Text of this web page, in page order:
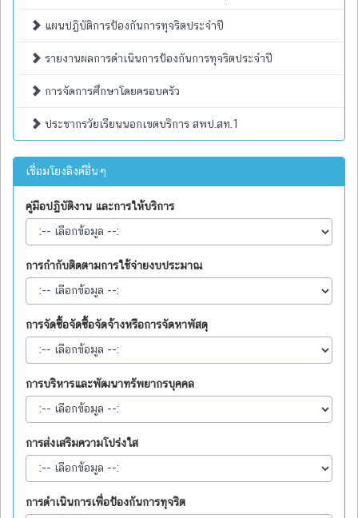
แผนปฏิบัติการป้องกันการทุจริตประจำปี
รายงานผลการดำเนินการป้องกันการทุจริตประจำปี
การจัดการศึกษาโดยครอบครัว
ประชากรวัยเรียนนอกเขตบริการ สพป.สท.1
เชื่อมโยงลิงค์อื่นๆ
คู่มือปฏิบัติงาน และการให้บริการ
การกำกับติดตามการใช้จ่ายงบประมาณ
การจัดซื้อจัดซื้อจัดจ้างหรือการจัดหาพัสดุ
การบริหารและพัฒนาทรัพยากรบุคคล
การส่งเสริมความโปร่งใส
การดำเนินการเพื่อป้องกันการทุจริต